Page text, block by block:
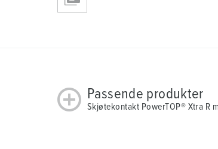
Passende produkter
Skjøtekontakt PowerTOP® Xtra R